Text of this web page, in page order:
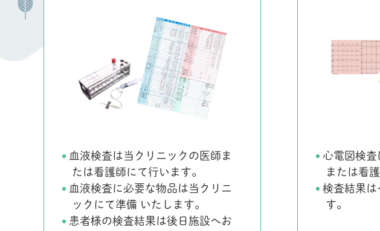
血液検査は当クリニックの医師ま
たは看護師にて行います。
血液検査に必要な物品は当クリニ
ックにて準備 いたします。
患者様の検査結果は後日施設へお
心電図検
または看
検査結果は
す。